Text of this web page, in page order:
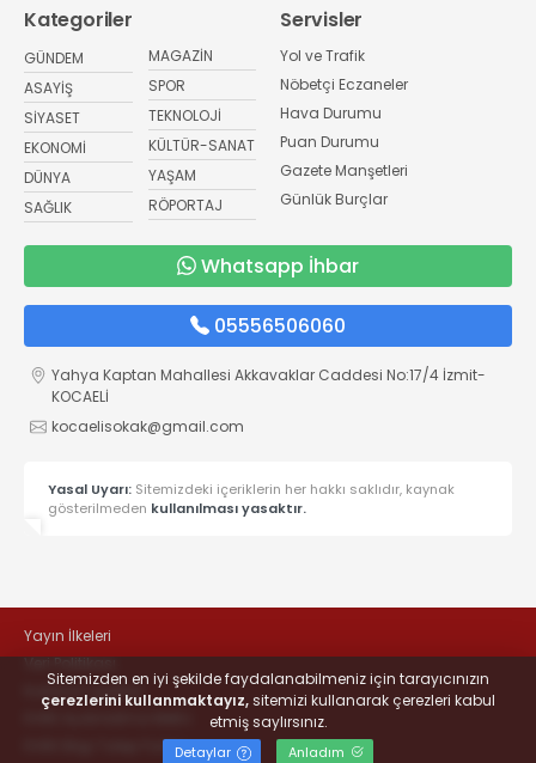
Kategoriler
GÜNDEM
ASAYİŞ
SİYASET
EKONOMİ
DÜNYA
SAĞLIK
MAGAZİN
SPOR
TEKNOLOJİ
KÜLTÜR-SANAT
YAŞAM
RÖPORTAJ
Servisler
Yol ve Trafik
Nöbetçi Eczaneler
Hava Durumu
Puan Durumu
Gazete Manşetleri
Günlük Burçlar
Whatsapp İhbar
05556506060
Yahya Kaptan Mahallesi Akkavaklar Caddesi No:17/4 İzmit-
KOCAELİ
kocaelisokak@gmail.com
Yasal Uyarı: Sitemizdeki içeriklerin her hakkı saklıdır, kaynak
gösterilmeden kullanılması yasaktır.
Yayın İlkeleri
Veri Politikası
Kullanım Şartları
KVKK Bilgi Talep Formu
Sitemizden en iyi şekilde faydalanabilmeniz için tarayıcınızın
çerezlerini kullanmaktayız,sitemizi kullanarak çerezleri kabul
etmiş saylırsınız.
Detaylar Anladım